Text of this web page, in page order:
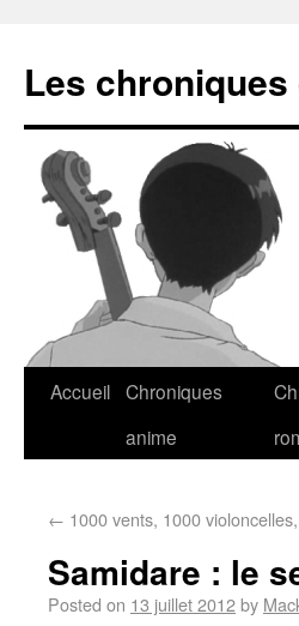
Les
Accueil Chroniques
anime
← 1000 vents, 1000
Samidare : le
Posted on 13 juillet 2012by